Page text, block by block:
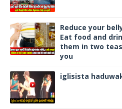
Reduce your
Eat food and
them in two
you
iglisista